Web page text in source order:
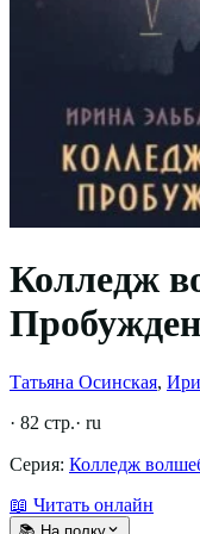
Колледж
Татьяна Осинская,
· 82 стр.· ru
Серия: Колледж
📖 Читать онлайн